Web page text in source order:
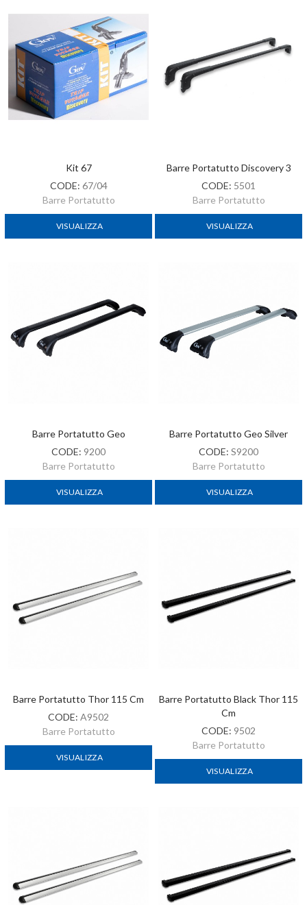
Kit 67
CODE: 67/04
Barre Portatutto
VISUALIZZA
Barre Portatutto Discovery 3
CODE: 5501
Barre Portatutto
VISUALIZZA
Barre Portatutto Geo
CODE: 9200
Barre Portatutto
VISUALIZZA
Barre Portatutto Geo Silver
CODE: S9200
Barre Portatutto
VISUALIZZA
Barre Portatutto Thor 115 Cm
CODE: A9502
Barre Portatutto
VISUALIZZA
Barre Portatutto Black Thor 115
Cm
CODE: 9502
Barre Portatutto
VISUALIZZA